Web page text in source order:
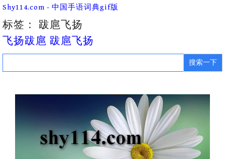
Skip
content
Shy114.com - 中国手语词典gif版
标签： 跋扈飞扬
飞扬跋扈 跋扈飞扬
Search